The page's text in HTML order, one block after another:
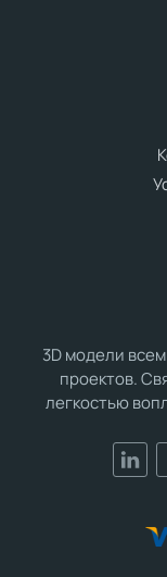
3D модели
проектов.
легкостью